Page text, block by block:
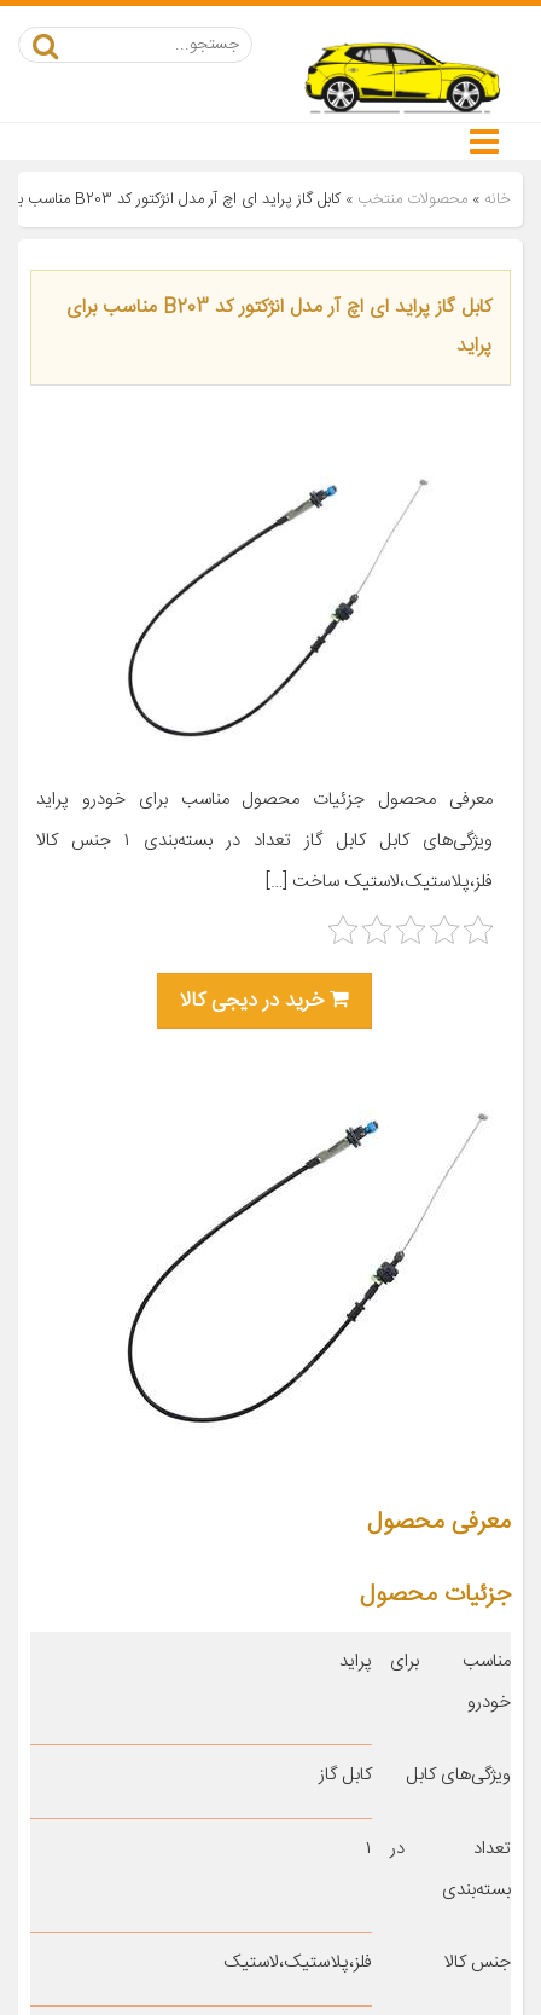
خانه » محصولات منتخب »کابل گاز پراید ای اچ آر مدل انژکتور کد B203 مناسب برای پراید
کابل گاز پراید ای اچ آر مدل انژکتور کد B203 مناسب برای
پراید
معرفی محصول جزئیات محصول مناسب برای خودرو پراید
ویژگی‌های کابل کابل گاز تعداد در بسته‌بندی ۱ جنس کالا
فلز،پلاستیک،لاستیک ساخت […]
خرید در دیجی کالا
معرفی محصول
جزئیات محصول
مناسب برای
خودرو
پراید
ویژگی‌های کابل کابل گاز
تعداد در
بسته‌بندی
۱
جنس کالا فلز،پلاستیک،لاستیک